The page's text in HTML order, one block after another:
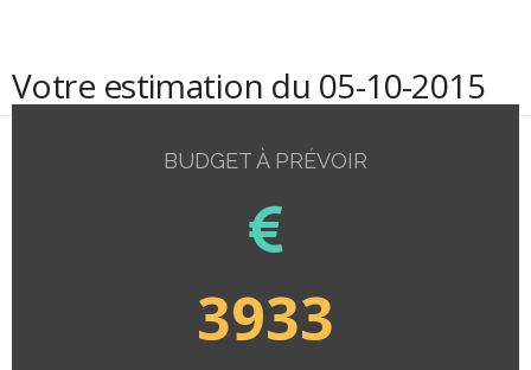
Votre estimation du 05-10-2015
BUDGET À PRÉVOIR
3933